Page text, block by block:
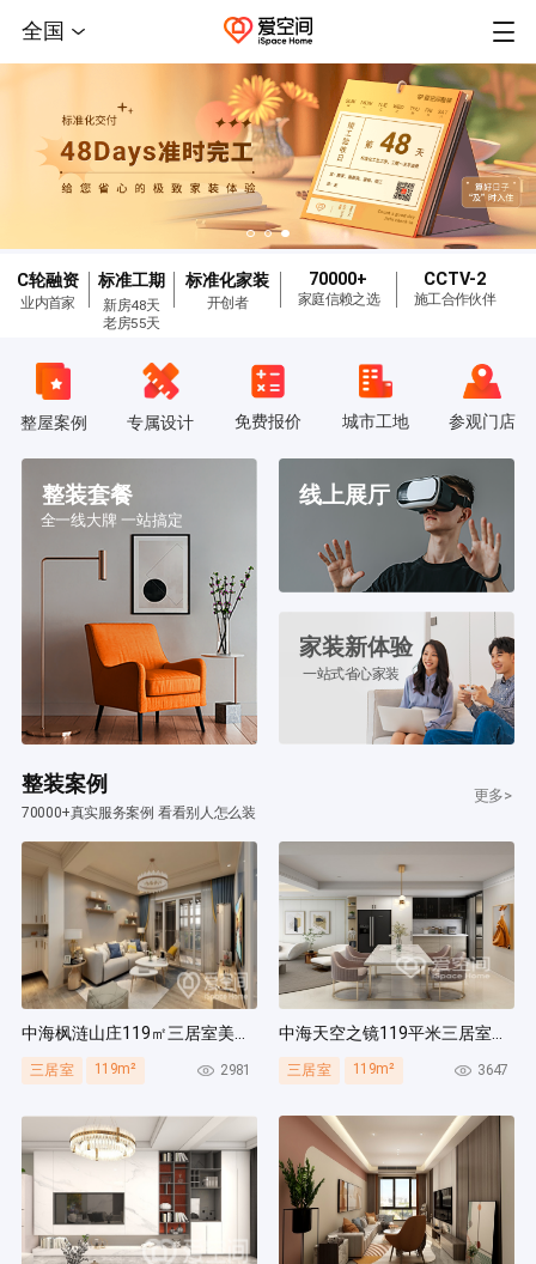
全国
C轮融资
业内首家
标准工期
新房48天
老房55天
标准化家装
开创者
70000+
家庭信赖之选
CCTV-2
施工合作伙伴
整屋案例 专属设计 免费报价 城市工地 参观门店
整装套餐
全一线大牌 一站搞定
线上展厅
家装新体验
一站式省心家装
整装案例
70000+真实服务案例 看看别人怎么装
更多>
中海枫涟山庄119㎡三居室美式风装修案例
三居室 119m² 2981
中海天空之镜119平米三居室北欧风装修案例
三居室 119m² 3647